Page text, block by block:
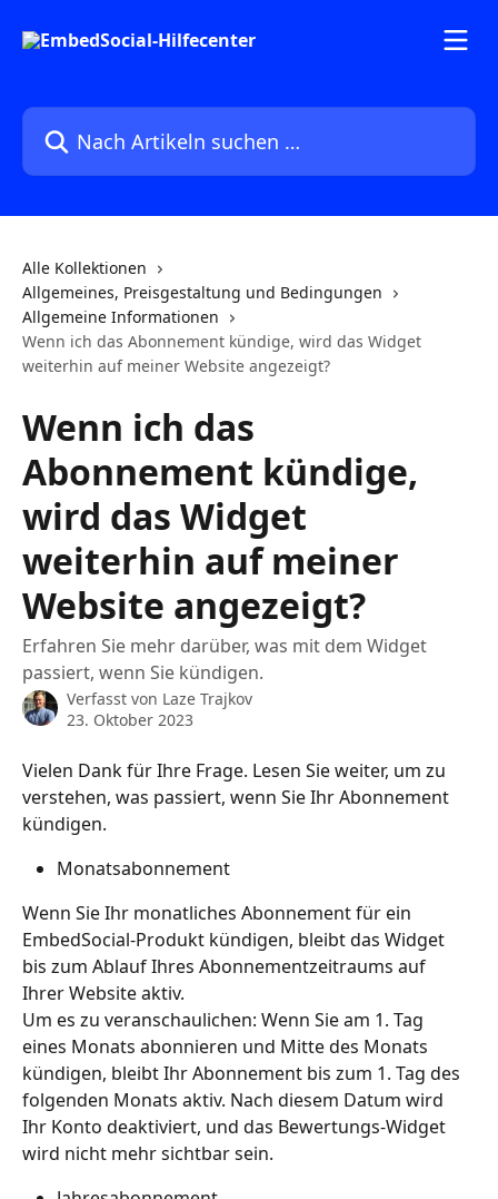
Nach Artikeln suchen …
Alle Kollektionen
Allgemeines, Preisgestaltung und Bedingungen
Allgemeine Informationen
Wenn ich das Abonnement kündige, wird das Widget
weiterhin auf meiner Website angezeigt?
Wenn ich das
Abonnement kündige,
wird das Widget
weiterhin auf meiner
Website angezeigt?
Erfahren Sie mehr darüber, was mit dem Widget
passiert, wenn Sie kündigen.
Verfasst von Laze Trajkov
23. Oktober 2023
Vielen Dank für Ihre Frage. Lesen Sie weiter, um zu
verstehen, was passiert, wenn Sie Ihr Abonnement
kündigen.
Monatsabonnement
Wenn Sie Ihr monatliches Abonnement für ein
EmbedSocial-Produkt kündigen, bleibt das Widget
bis zum Ablauf Ihres Abonnementzeitraums auf
Ihrer Website aktiv.
Um es zu veranschaulichen: Wenn Sie am 1. Tag
eines Monats abonnieren und Mitte des Monats
kündigen, bleibt Ihr Abonnement bis zum 1. Tag des
folgenden Monats aktiv. Nach diesem Datum wird
Ihr Konto deaktiviert, und das Bewertungs-Widget
wird nicht mehr sichtbar sein.